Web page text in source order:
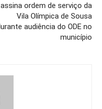
assina ordem de serviço da
Vila Olímpica de Sousa
audiência do ODE no
município